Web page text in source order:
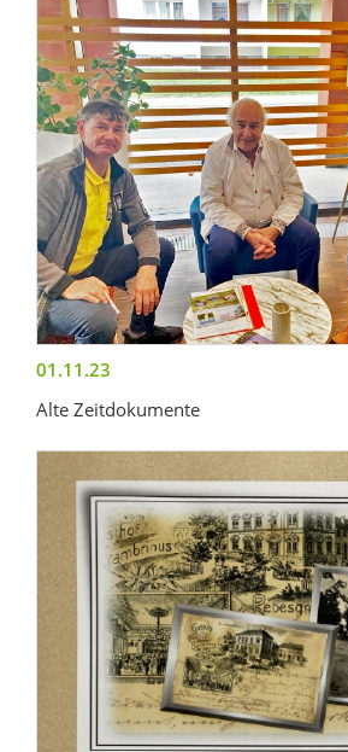
01.11.23
Alte Zeitdokumente